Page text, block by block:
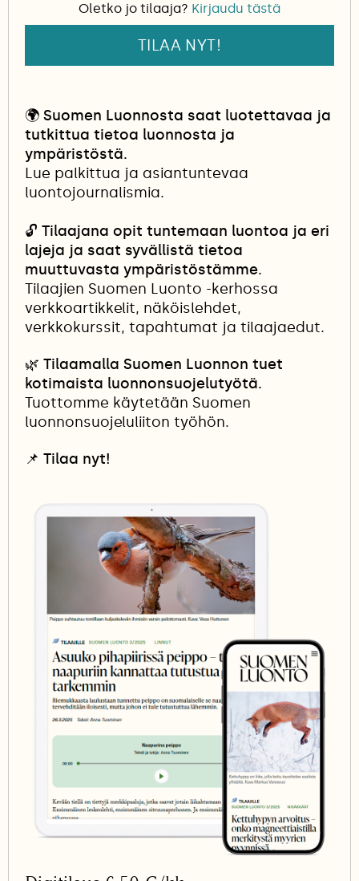
Oletko jo tilaaja? Kirjaudu tästä
TILAA NYT!
🌍 Suomen Luonnosta saat luotettavaa ja
tutkittua tietoa luonnosta ja
ympäristöstä.
Lue palkittua ja asiantuntevaa
luontojournalismia.
🔓 Tilaajana opit tuntemaan luontoa ja eri
lajeja ja saat syvällistä tietoa
muuttuvasta ympäristöstämme.
Tilaajien Suomen Luonto -kerhossa
verkkoartikkelit, näköislehdet,
verkkokurssit, tapahtumat ja tilaajaedut.
🌿 Tilaamalla Suomen Luonnon tuet
kotimaista luonnonsuojelutyötä.
Tuottomme käytetään Suomen
luonnonsuojeluliiton työhön.
📌 Tilaa nyt!